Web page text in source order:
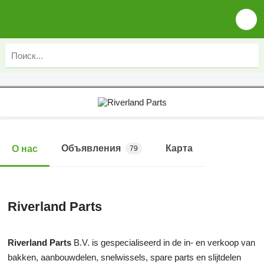
О нас Объявления 79 Карта
Riverland Parts
Riverland Parts B.V. is gespecialiseerd in de in- en verkoop van
bakken, aanbouwdelen, snelwissels, spare parts en slijtdelen